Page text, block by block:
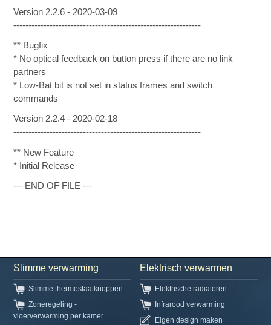
Version 2.2.6 - 2020-03-09
--------------------------------------------------------------
** Bugfix
* No optical feedback on button press if there are no link
partners
* Low-Bat bit is not set in status frames and switch
commands
Version 2.2.4 - 2020-02-18
--------------------------------------------------------------
** New Feature
* Initial Release
--- END OF FILE ---
Slimme verwarming
Slimme thermostaatknoppen
Zoneregeling -
vloerverwarming per kamer
Elektrisch verwarmen
Elektrische radiatoren
Infrarood verwarming
Eigen design maken